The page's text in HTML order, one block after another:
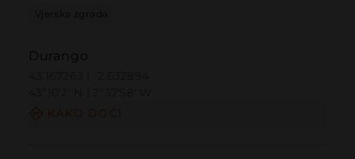
Vjerska zgrada
Durango